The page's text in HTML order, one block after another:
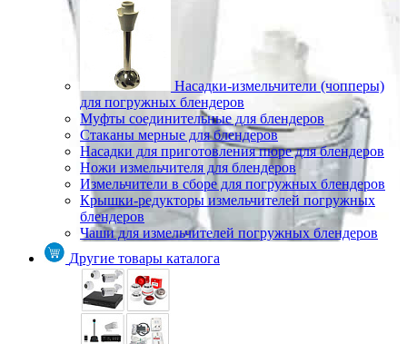
Насадки-измельчители (чопперы)
для погружных блендеров
Муфты соединительные для блендеров
Стаканы мерные для блендеров
Насадки для приготовления пюре для блендеров
Ножи измельчителя для блендеров
Измельчители в сборе для погружных блендеров
Крышки-редукторы измельчителей погружных
блендеров
Чаши для измельчителей погружных блендеров
Другие товары каталога